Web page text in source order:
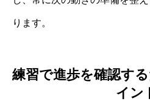
ります。
練習で進歩を確認す
イン